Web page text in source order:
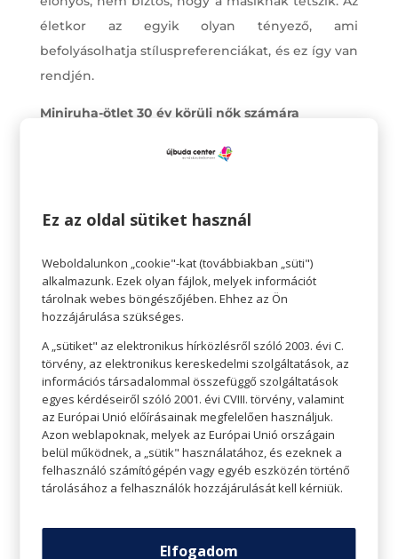
életkor az egyik olyan tényező, ami
befolyásolhatja stíluspreferenciákat, és ez így van
rendjén.
Miniruha-ötlet 30 év körüli nők számára
lábait, és játszhat az öltözéke különböző
alkosson. Érdemes könnyű szöveteket, például
a semleges színeket élénk kiegészítőkkel.
Egy éjjeli randevú esetén egy könnyű sál vagy
egy vékony kabát könnyedén felvehető
mindegyik ruhához.
Ideális miniruha 40 év körüli nők számára
A 40-es éveiben járó nő választhat egyszerű,
élénk színű ruhákat. Vagy ha szereti a teljesen
fekete ruhákat, válasszon olyan ruhát, amin van
egy kis rafinéria: fodrok, csipke vagy bármi, ami a
Ez az oldal sütiket használ
Weboldalunkon „cookie"-kat (továbbiakban „süti")
alkalmazunk. Ezek olyan fájlok, melyek információt
tárolnak webes böngészőjében. Ehhez az Ön
hozzájárulása szükséges.
A „sütiket" az elektronikus hírközlésről szóló 2003. évi C.
törvény, az elektronikus kereskedelmi szolgáltatások, az
információs társadalommal összefüggő szolgáltatások
egyes kérdéseiről szóló 2001. évi CVIII. törvény, valamint
az Európai Unió előírásainak megfelelően használjuk.
Azon weblapoknak, melyek az Európai Unió országain
belül működnek, a „sütik" használatához, és ezeknek a
felhasználó számítógépén vagy egyéb eszközén történő
tárolásához a felhasználók hozzájárulását kell kérniük.
Elfogadom